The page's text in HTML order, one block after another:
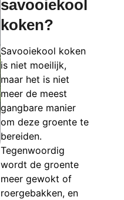
savooiekool
koken?
Savooiekool koken
is niet moeilijk,
maar het is niet
meer de meest
gangbare manier
om deze groente te
bereiden.
Tegenwoordig
wordt de groente
meer gewokt of
roergebakken, en